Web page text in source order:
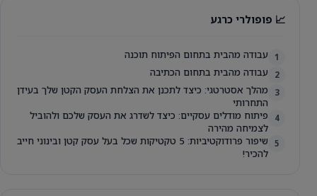
📈 פופולרי כרגע
1 עבודה מהבית בתחום הפיתוח תוכנה
2 עבודה מהבית בתחום הכתיבה
3
מהלך אסטרטגי: כיצד לתכנן את הצלחת העסק הקטן שלך בעידן
התחרותי
4
פיתוח מודלים עסקיים: כיצד לשדרג את העסק שלכם ולהוביל
לצמיחה מהירה
5
שיפור פרודוקטיביות: 5 טקטיקות שכל בעל עסק קטן ובינוני חייב
להכיר!